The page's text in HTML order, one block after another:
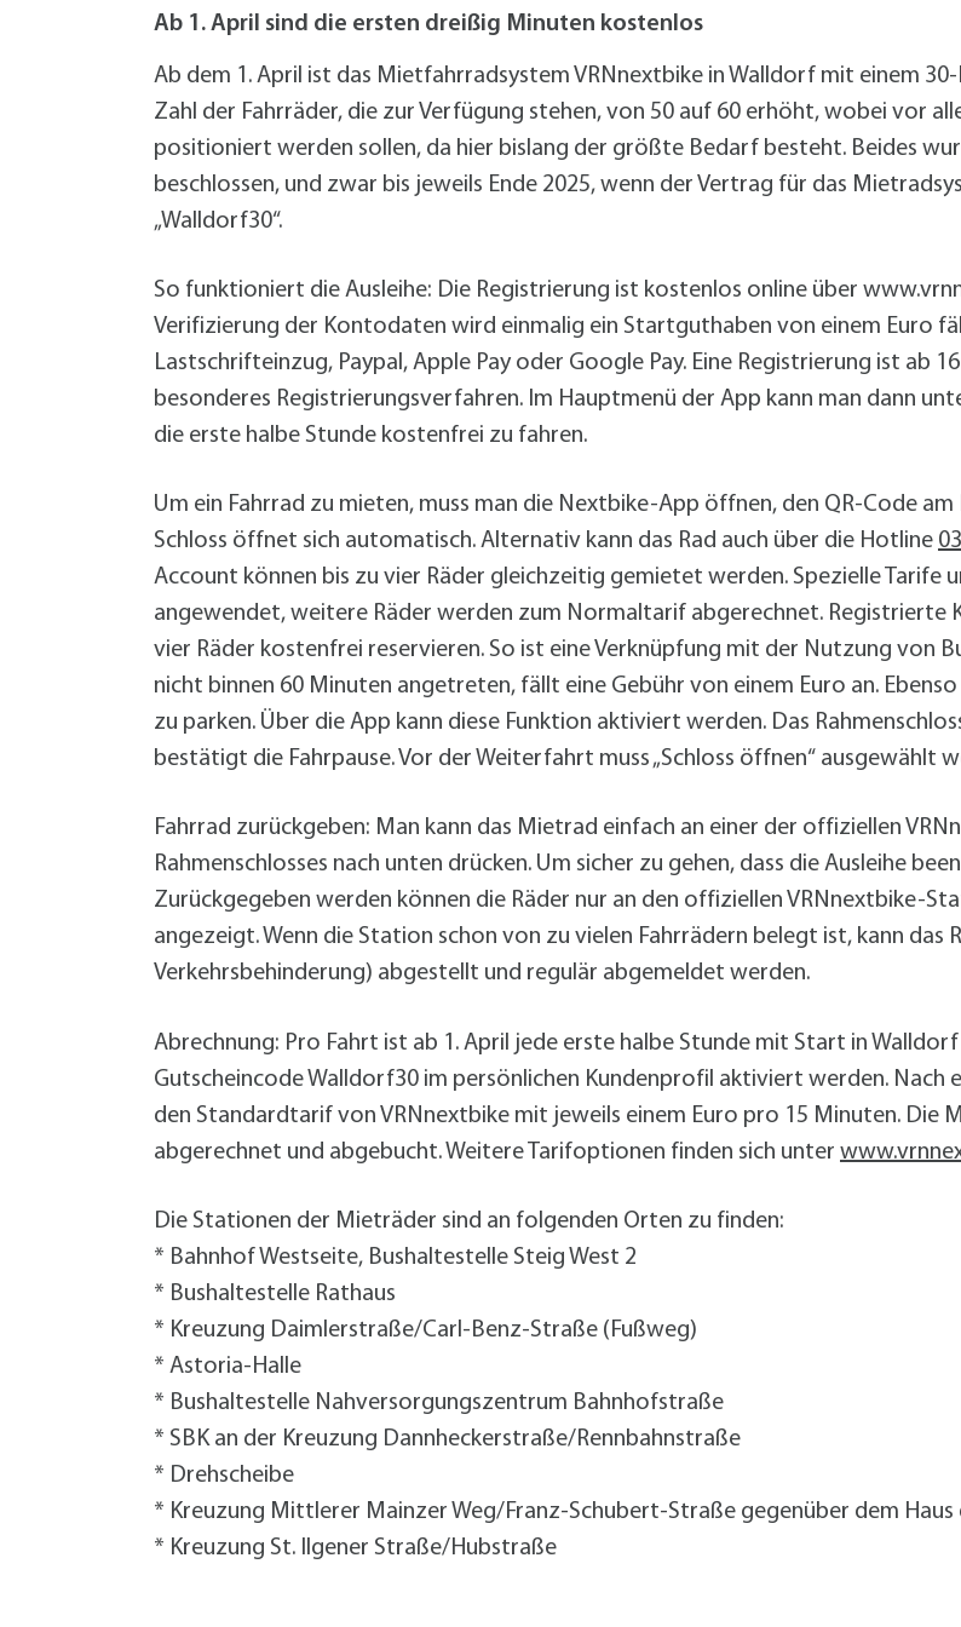
Walldorf-Süd 2. BA
Wohnungsbauförderung
Veranstaltungskalender
Was erledige ich wo?
Wegbeschreibung
Zahlen und Fakten
Ab 1. April sind die ersten dreißig Minuten kostenlos
Ab dem 1. April ist das Mietfahrradsystem VRNnextbike in Walldorf mit einem
Zahl der Fahrräder, die zur Verfügung stehen, von 50 auf 60 erhöht, wobei vor
positioniert werden sollen, da hier bislang der größte Bedarf besteht. Beides
beschlossen, und zwar bis jeweils Ende 2025, wenn der Vertrag für das
„Walldorf30“.
So funktioniert die Ausleihe: Die Registrierung ist kostenlos online über
Verifizierung der Kontodaten wird einmalig ein Startguthaben von einem Euro
Lastschrifteinzug, Paypal, Apple Pay oder Google Pay. Eine Registrierung ist ab
besonderes Registrierungsverfahren. Im Hauptmenü der App kann man dann
die erste halbe Stunde kostenfrei zu fahren.
Um ein Fahrrad zu mieten, muss man die Nextbike-App öffnen, den QR-Code
Schloss öffnet sich automatisch. Alternativ kann das Rad auch über die Hotline
Account können bis zu vier Räder gleichzeitig gemietet werden. Spezielle Tarife
angewendet, weitere Räder werden zum Normaltarif abgerechnet. Registrierte
vier Räder kostenfrei reservieren. So ist eine Verknüpfung mit der Nutzung von
nicht binnen 60 Minuten angetreten, fällt eine Gebühr von einem Euro an.
zu parken. Über die App kann diese Funktion aktiviert werden. Das
bestätigt die Fahrpause. Vor der Weiterfahrt muss „Schloss öffnen“ ausgewählt
Fahrrad zurückgeben: Man kann das Mietrad einfach an einer der offiziellen
Rahmenschlosses nach unten drücken. Um sicher zu gehen, dass die Ausleihe
Zurückgegeben werden können die Räder nur an den offiziellen VRNnextbike-
angezeigt. Wenn die Station schon von zu vielen Fahrrädern belegt ist, kann das
Verkehrsbehinderung) abgestellt und regulär abgemeldet werden.
Abrechnung: Pro Fahrt ist ab 1. April jede erste halbe Stunde mit Start in
Gutscheincode Walldorf30 im persönlichen Kundenprofil aktiviert werden. Nach
den Standardtarif von VRNnextbike mit jeweils einem Euro pro 15 Minuten. Die
abgerechnet und abgebucht. Weitere Tarifoptionen finden sich unter
Die Stationen der Mieträder sind an folgenden Orten zu finden:
* Bahnhof Westseite, Bushaltestelle Steig West 2
* Bushaltestelle Rathaus
* Kreuzung Daimlerstraße/Carl-Benz-Straße (Fußweg)
* Astoria-Halle
* Bushaltestelle Nahversorgungszentrum Bahnhofstraße
* SBK an der Kreuzung Dannheckerstraße/Rennbahnstraße
* Drehscheibe
* Kreuzung Mittlerer Mainzer Weg/Franz-Schubert-Straße gegenüber dem Haus
* Kreuzung St. Ilgener Straße/Hubstraße